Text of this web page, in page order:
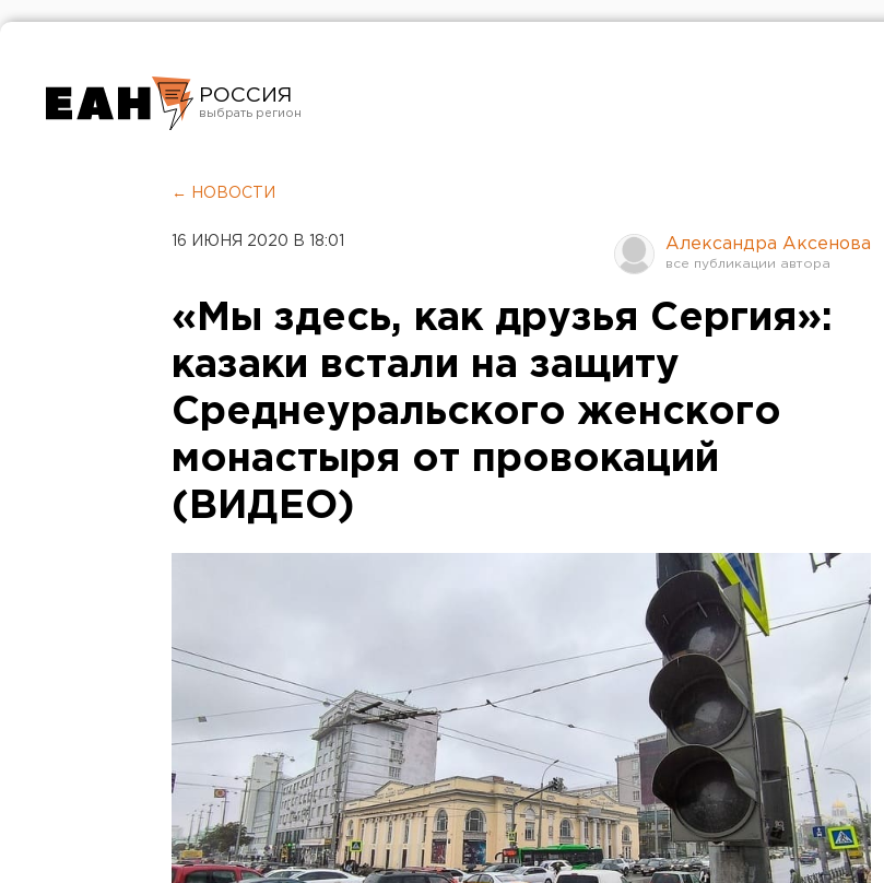
РОССИЯ
Челябинск
← НОВОСТИ
16 ИЮНЯ 2020 В 18:01 Александра Аксенова
«Мы здесь, как друзья Сергия»:
казаки встали на защиту
Среднеуральского женского
монастыря от провокаций
(ВИДЕО)